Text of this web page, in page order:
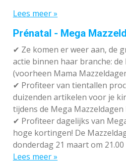
Lees meer »
Prénatal - Mega
✔ Ze komen er weer aan, de
actie binnen haar branche:
(voorheen Mama
✔ Profiteer van tientallen
duizenden artikelen voor je
tijdens de Mega Mazzeldagen
✔ Profiteer dagelijks van
hoge kortingen! De
donderdag 21 maart om 21.00
Lees meer »